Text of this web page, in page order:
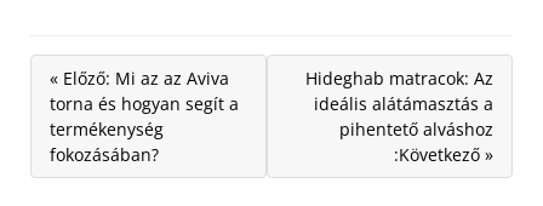
« Előző: Mi az az Aviva
torna és hogyan segít a
termékenység
fokozásában?
Hideghab matracok: Az
ideális alátámasztás a
pihentető alváshoz
:Következő »